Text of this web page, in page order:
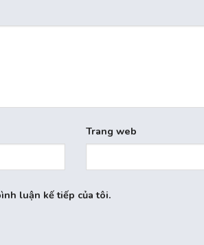
Trang web
luận kế tiếp của tôi.